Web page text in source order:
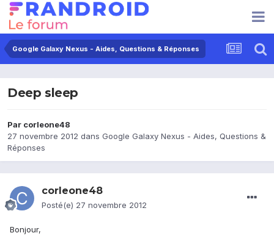
Google Galaxy Nexus - Aides, Questions & Réponses
Deep sleep
Par corleone48
27 novembre 2012 dans Google Galaxy Nexus - Aides, Questions &
Réponses
corleone48
Posté(e) 27 novembre 2012
Bonjour,